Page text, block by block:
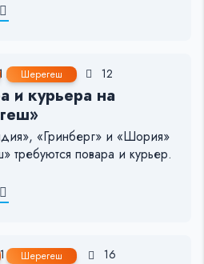
Шерегеш
1 мин. 132 12
и курьера на
«Гринберг» и «Шория»
требуются повара и курьер.
Шерегеш
1 мин. 102 16